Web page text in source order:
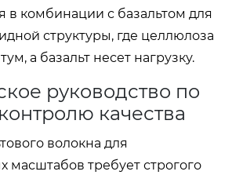
в комбинации с базальтом для
структуры, где целлюлоза
а базальт несет нагрузку.
руководство по
качества
волокна для
требует строгого